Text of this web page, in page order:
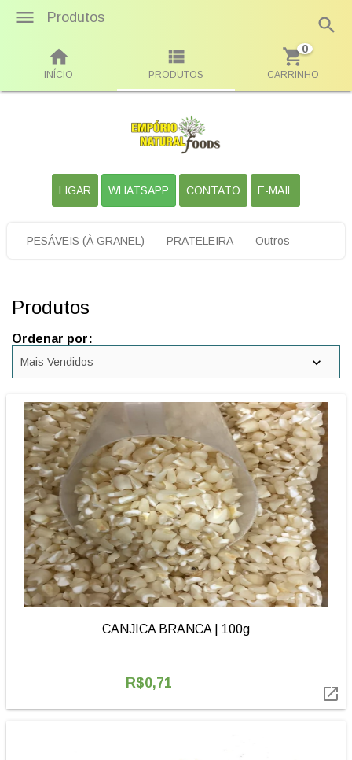
Produtos
INÍCIO PRODUTOS CARRINHO
0
LIGAR WHATSAPP CONTATO E-MAIL
PESÁVEIS (À GRANEL) PRATELEIRA Outros
Produtos
Ordenar por:
CANJICA BRANCA | 100g
R$0,71
